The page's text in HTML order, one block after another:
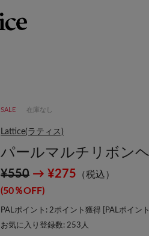
SALE 在庫なし
Lattice(ラティス)
パールマルチリボン
¥550 → ¥275 （税込）
(50％OFF)
PALポイント: 2ポイント獲得 [ PALポイン
お気に入り登録数: 253 人